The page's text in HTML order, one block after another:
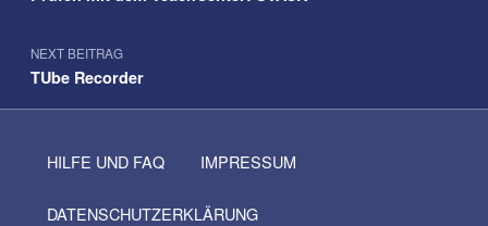
NEXT BEITRAG
TUbe Recorder
HILFE UND FAQ IMPRESSUM
DATENSCHUTZERKLÄRUNG